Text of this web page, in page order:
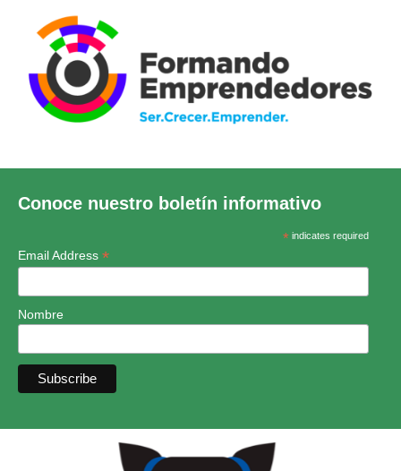
Conoce nuestro boletín informativo
*indicates required
Email Address *
Nombre